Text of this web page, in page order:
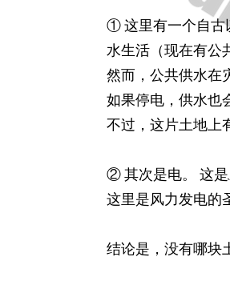
​① 这里有一个自古
水生活（现在有公
然而，公共供水在
如果停电，供水也
不过，这片土地上
​② 其次是电。 这是
这里是风力发电的
结论是，没有哪块